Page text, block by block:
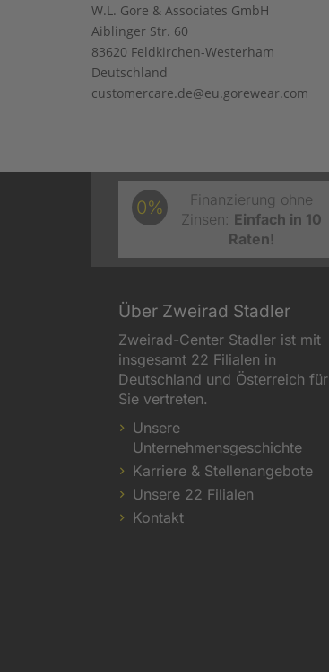
W.L. Gore & Associates GmbH
Aiblinger Str. 60
83620 Feldkirchen-Westerham
Deutschland
customercare.de@eu.gorewear.com
0%
Finanzierung ohne
Zinsen: Einfach in 10
Raten!
Über Zweirad Stadler
Zweirad-Center Stadler ist mit
insgesamt 22 Filialen in
Deutschland und Österreich für
Sie vertreten.
Unsere
Unternehmensgeschichte
Karriere & Stellenangebote
Unsere 22 Filialen
Kontakt